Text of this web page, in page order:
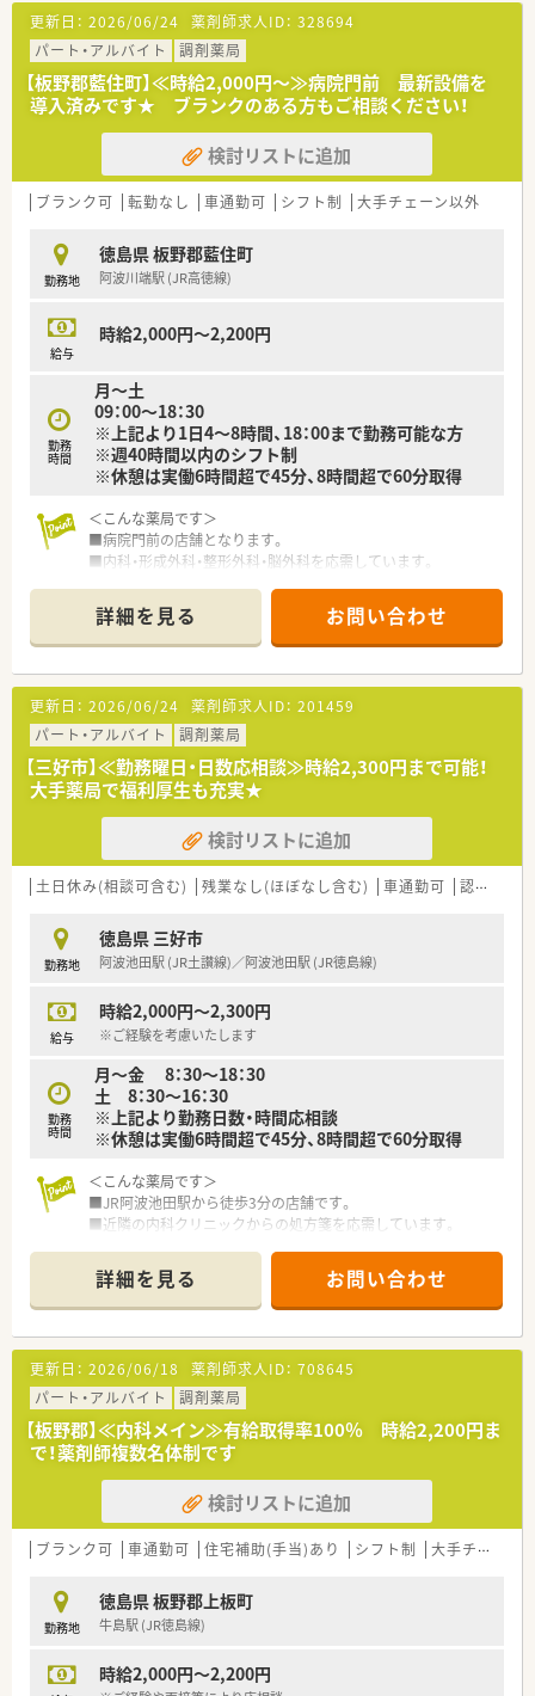
＜業務内容＞
■調剤・監査・投薬・薬歴管理等、薬剤師業務全般をお願いしま
す。
■応需科目：内科, 外科, 整形外科, 小児科 等
■処方箋枚数は60枚/日程度
■徳島県を中心にグループ企業を含め13店舗展開されている地
元企業です。
Drのニーズもございますので各店舗に任せています。
■地域体制加算は13店舗中4店舗でとれている状況です。
■祝日がある週については代わりの出勤等はございません。徳
■昇給率は人事考課次第ではありますが、平均5,000円～15,000
円と高めです。
境づくりを行ってらっしゃいます。
■設備投資は全国大手薬局に負けないレベルで行っており、ほぼ
全店に最新の調剤・監査システムが整っています。
例）監査レンジ、ユニバーサルカセット付き分包機、ロボットアー
ム式散剤調剤ロボット、散剤監査システム、水剤定量分注機、軟
■年に1店舗のペースで新規出店も行われており、今後も店舗拡
大予定です。
■薬剤師会の会費は会社負担となります。
更新日： 2026/06/24 薬剤師求人ID： 328694
パート・アルバイト
調剤薬局
【板野郡藍住町】≪時給2,000円～≫病院門前 最新設備を
導入済みです★ ブランクのある方もご相談ください！
検討リストに追加
ブランク可 転勤なし 車通勤可 シフト制 大手チェーン以外
勤務地
徳島県 板野郡藍住町
阿波川端駅 (JR高徳線)
給与
時給2,000円～2,200円
勤務
時間
月～土
09：00～18：30
※上記より1日4～8時間、18：00まで勤務可能な方
※週40時間以内のシフト制
※休憩は実働6時間超で45分、8時間超で60分取得
＜こんな薬局です＞
■病院門前の店舗となります。
■内科・形成外科・整形外科・脳外科を応需しています。
■2階建てで白い壁が特徴の建物です。
＜設備導入＞
■ＫＢＳ音声監査システム・処方箋情報をＱＲコード読み込み・
自動錠剤分包機リトリア・散剤全自動分包機・散剤錠剤一括分包
機を導入しています。
＜法人概要＞
■徳島県を中心に11店舗展開中の地場企業です。
■水剤分注機や全自動錠剤分包機を採用するなど、安全で効率よ
い最新システム環境を整えられています。
■調剤過誤・薬品の充填ミスを防ぐためにKBS音声監査システム
を導入されています。
■若手の方向けの新人研修も行われています。
庫管理、在宅業務におけるタブレット型端末の活用等、様々な業
務においてIT機器による効率化を図っています。
■新入社員の場合入社後は一週間程度、本部にて会社規則・ビジ
■お薬の専門的な知識だけでなく、接遇やコーチング研修を取り
入れています。
当者を招いて勉強会を行います。
■中堅社員や幹部社員向けに、リーダー研修やマネージメント研
修も行われています。
■福利厚生として、契約保養所の利用が可能です。
す（上限有り）
＜こんな方にもおすすめ＞
■調剤設備のしっかりしている薬局をお探しの方
■病院門前で様々な症例を扱う環境で働きたい方
などお気軽にお問い合わせくださいませ！
詳細を見る お問い合わせ
更新日： 2026/06/24 薬剤師求人ID： 201459
パート・アルバイト
調剤薬局
【三好市】≪勤務曜日・日数応相談≫時給2,300円まで可能！
大手薬局で福利厚生も充実★
検討リストに追加
土日休み(相談可含む) 残業なし(ほぼなし含む) 車通勤可 認定薬剤師取得支援あり
勤務地
徳島県 三好市
阿波池田駅 (JR土讃線)／阿波池田駅 (JR徳島線)
給与
時給2,000円～2,300円
※ご経験を考慮いたします
勤務
時間
月～金 8：30～18：30
土 8：30～16：30
※上記より勤務日数・時間応相談
※休憩は実働6時間超で45分、8時間超で60分取得
＜こんな薬局です＞
■JR阿波池田駅から徒歩3分の店舗です。
■近隣の内科クリニックからの処方箋を応需しています。
■処方箋枚数は50枚/日程度です。
■薬剤師は2名体制で運営しています。
＜業務内容＞
■保険調剤（処方箋）、服薬指導、レセプト業務、OTCの相談・販
売、薬歴管理、在庫管理、在宅業務 など
＜法人概要＞
■全国に店舗展開している大手企業です。
教育体制の充実はもちろんのこと最新システムの導入でお仕
事もよりスムーズに行える環境が整っています。
■大手チェーン薬局ならではの福利厚生制度
各種制度が整っており、その中には「連続休暇制度」という嬉
しい制度もあります。
連続５日間休暇を取得する制度です。自由休日、メモリアル休暇
などもあります。
■研修制度充実
アップ研修他
詳細を見る お問い合わせ
更新日： 2026/06/18 薬剤師求人ID： 708645
パート・アルバイト
調剤薬局
【板野郡】≪内科メイン≫有給取得率100％ 時給2,200円ま
で！薬剤師複数名体制です
検討リストに追加
ブランク可 車通勤可 住宅補助(手当)あり シフト制 大手チェーン以外
勤務地
徳島県 板野郡上板町
牛島駅 (JR徳島線)
時給2,000円～2,200円